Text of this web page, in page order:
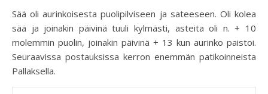
Sää oli aurinkoisesta puolipilviseen ja sateeseen. Oli kolea
sää ja joinakin päivinä tuuli kylmästi, asteita oli n. + 10
molemmin puolin, joinakin päivinä + 13 kun aurinko paistoi.
Seuraavissa postauksissa kerron enemmän patikoinneista
Pallaksella.